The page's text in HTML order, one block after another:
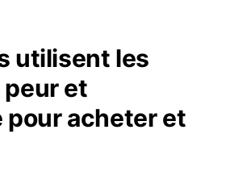
utilisent les
peur et
pour acheter et